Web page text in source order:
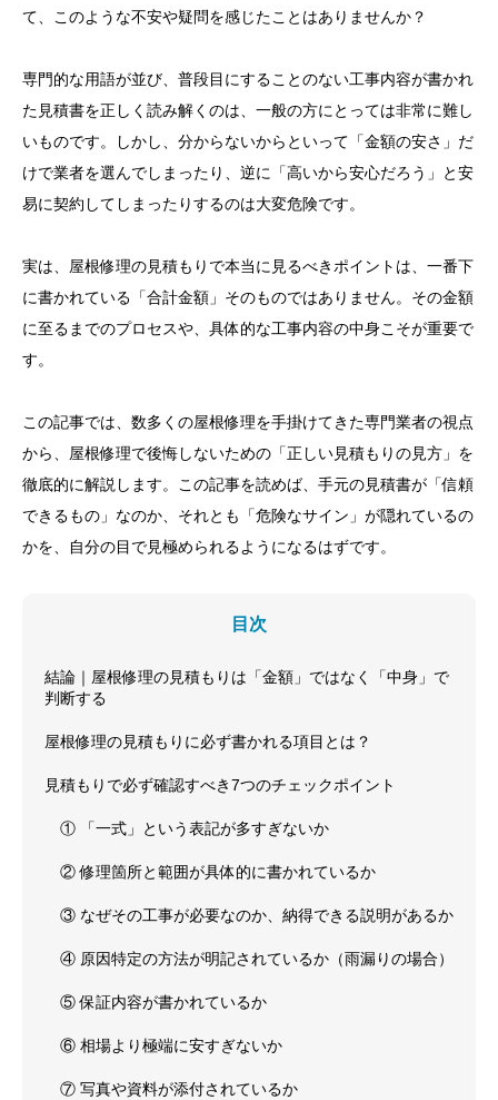
て、このような不安や疑問を感じたことはありませんか？
専門的な用語が並び、普段目にすることのない工事内容が書かれ
た見積書を正しく読み解くのは、一般の方にとっては非常に難し
いものです。しかし、分からないからといって「金額の安さ」だ
けで業者を選んでしまったり、逆に「高いから安心だろう」と安
易に契約してしまったりするのは大変危険です。
実は、屋根修理の見積もりで本当に見るべきポイントは、一番下
に書かれている「合計金額」そのものではありません。その金額
に至るまでのプロセスや、具体的な工事内容の中身こそが重要で
す。
この記事では、数多くの屋根修理を手掛けてきた専門業者の視点
から、屋根修理で後悔しないための「正しい見積もりの見方」を
徹底的に解説します。この記事を読めば、手元の見積書が「信頼
できるもの」なのか、それとも「危険なサイン」が隠れているの
かを、自分の目で見極められるようになるはずです。
目次
結論｜屋根修理の見積もりは「金額」ではなく「中身」で
判断する
屋根修理の見積もりに必ず書かれる項目とは？
見積もりで必ず確認すべき7つのチェックポイント
① 「一式」という表記が多すぎないか
② 修理箇所と範囲が具体的に書かれているか
③ なぜその工事が必要なのか、納得できる説明があるか
④ 原因特定の方法が明記されているか（雨漏りの場合）
⑤ 保証内容が書かれているか
⑥ 相場より極端に安すぎないか
⑦ 写真や資料が添付されているか